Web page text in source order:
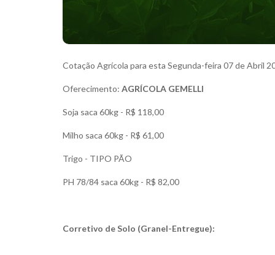
Cotação Agrícola para esta Segunda-feira 07 de Abril
Oferecimento: AGRÍCOLA GEMELLI
Soja saca 60kg - R$ 118,00
Milho saca 60kg - R$ 61,00
Trigo - TIPO PÃO
PH 78/84 saca 60kg - R$ 82,00
Corretivo de Solo (Granel-Entregue):